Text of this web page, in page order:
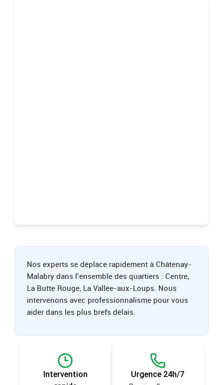
Nos experts se déplace rapidement à Châtenay-
Malabry dans l’ensemble des quartiers : Centre,
La Butte Rouge, La Vallée-aux-Loups. Nous
intervenons avec professionnalisme pour vous
aider dans les plus brefs délais.
Intervention
Urgence 24h/7